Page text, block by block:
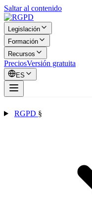
Saltar al contenido
Legislación
Formación
Recursos
PreciosVersión gratuita
ES
RGPD §